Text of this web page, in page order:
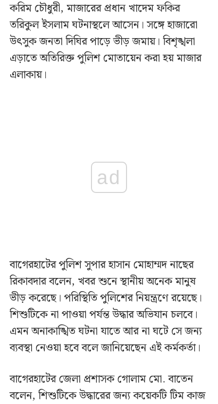
করিম চৌধুরী, মাজারের প্রধান খাদেম ফকির
তরিকুল ইসলাম ঘটনাস্থলে আসেন। সঙ্গে হাজারো
উৎসুক জনতা দিঘির পাড়ে ভীড় জমায়। বিশৃঙ্খলা
এড়াতে অতিরিক্ত পুলিশ মোতায়েন করা হয় মাজার
এলাকায়।
ad
বাগেরহাটের পুলিশ সুপার হাসান মোহাম্মদ নাছের
রিকাবদার বলেন, খবর শুনে স্থানীয় অনেক মানুষ
ভীড় করেছে। পরিস্থিতি পুলিশের নিয়ন্ত্রণে রয়েছে।
শিশুটিকে না পাওয়া পর্যন্ত উদ্ধার অভিযান চলবে।
এমন অনাকাঙ্খিত ঘটনা যাতে আর না ঘটে সে জন্য
ব্যবস্থা নেওয়া হবে বলে জানিয়েছেন এই কর্মকর্তা।
বাগেরহাটের জেলা প্রশাসক গোলাম মো. বাতেন
বলেন, শিশুটিকে উদ্ধারের জন্য কয়েকটি টিম কাজ